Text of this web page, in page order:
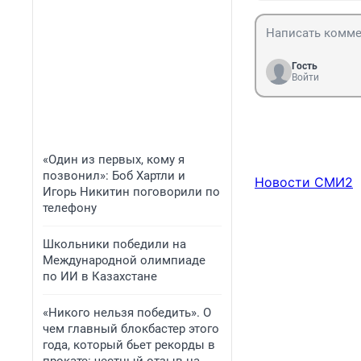
«Один из первых, кому я
позвонил»: Боб Хартли и
Игорь Никитин поговорили по
телефону
Школьники победили на
Международной олимпиаде
по ИИ в Казахстане
«Никого нельзя победить». О
чем главный блокбастер этого
года, который бьет рекорды в
Гость
Войти
Новости СМИ2